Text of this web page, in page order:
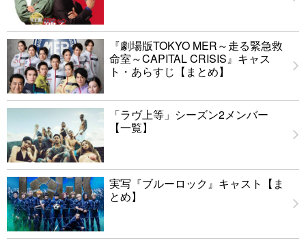
『劇場版TOKYO MER～走る緊急救
命室～CAPITAL CRISIS』キャス
ト・あらすじ【まとめ】
「ラヴ上等」シーズン2メンバー
【一覧】
実写『ブルーロック』キャスト【ま
とめ】